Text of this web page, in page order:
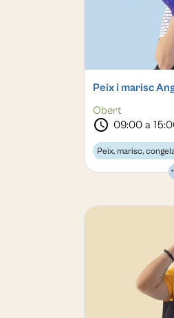
Peix i marisc
Obert
schedule 09:00 a
Peix, marisc,